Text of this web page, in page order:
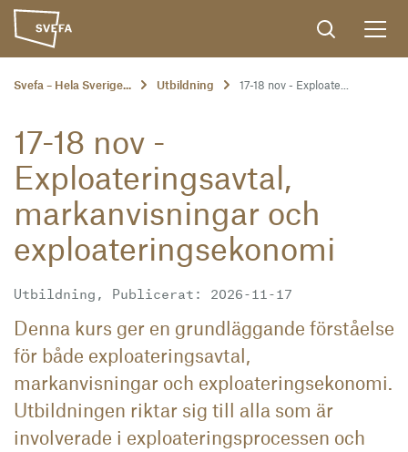
Svefa – Hela Sverige... Utbildning 17-18 nov - Exploate...
17-18 nov -
Exploateringsavtal,
markanvisningar och
exploateringsekonomi
Utbildning, Publicerat: 2026-11-17
Denna kurs ger en grundläggande förståelse
för både exploateringsavtal,
markanvisningar och exploateringsekonomi.
Utbildningen riktar sig till alla som är
involverade i exploateringsprocessen och